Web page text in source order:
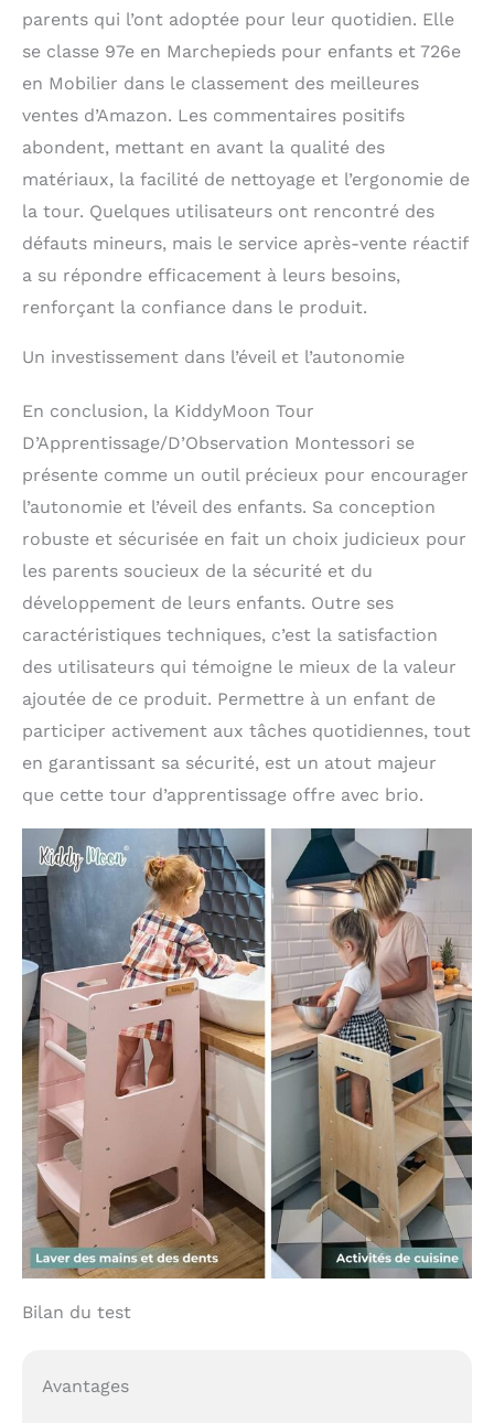
parents qui l’ont adoptée pour leur quotidien. Elle
se classe 97e en Marchepieds pour enfants et 726e
en Mobilier dans le classement des meilleures
ventes d’Amazon. Les commentaires positifs
abondent, mettant en avant la qualité des
matériaux, la facilité de nettoyage et l’ergonomie de
la tour. Quelques utilisateurs ont rencontré des
défauts mineurs, mais le service après-vente réactif
a su répondre efficacement à leurs besoins,
renforçant la confiance dans le produit.
Un investissement dans l’éveil et l’autonomie
En conclusion, la KiddyMoon Tour
D’Apprentissage/D’Observation Montessori se
présente comme un outil précieux pour encourager
l’autonomie et l’éveil des enfants. Sa conception
robuste et sécurisée en fait un choix judicieux pour
les parents soucieux de la sécurité et du
développement de leurs enfants. Outre ses
caractéristiques techniques, c’est la satisfaction
des utilisateurs qui témoigne le mieux de la valeur
ajoutée de ce produit. Permettre à un enfant de
participer activement aux tâches quotidiennes, tout
en garantissant sa sécurité, est un atout majeur
que cette tour d’apprentissage offre avec brio.
Bilan du test
Avantages